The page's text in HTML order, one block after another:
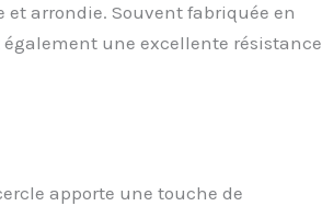
arrondie. Souvent fabriquée en
une excellente résistance
apporte une touche de